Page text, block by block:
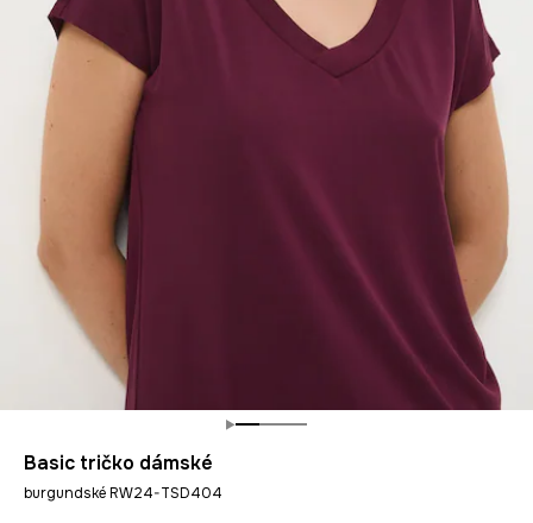
Basic tričko dámské
burgundské RW24-TSD404